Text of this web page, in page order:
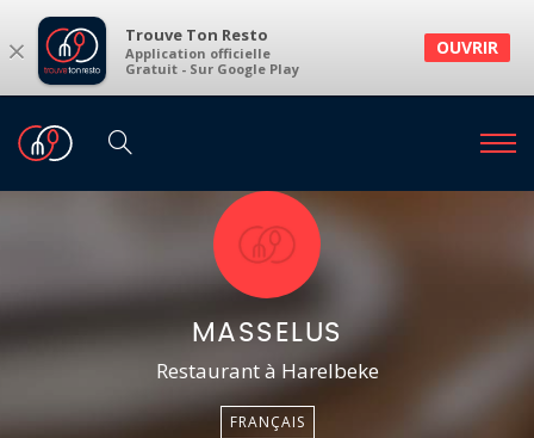
× Trouve Ton Resto
Application officielle
Gratuit - Sur Google Play
OUVRIR
MASSELUS
Restaurant à Harelbeke
FRANÇAIS